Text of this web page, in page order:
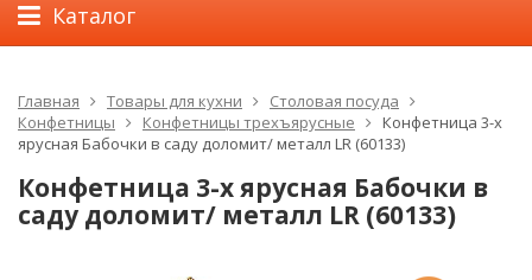
Каталог
Главная Товары для кухни
Столовая посуда
Конфетницы
Конфетницы трехъярусные
Конфетница 3-х
ярусная Бабочки в саду доломит/ металл LR (60133)
Конфетница 3-х ярусная Бабочки в
саду доломит/ металл LR (60133)